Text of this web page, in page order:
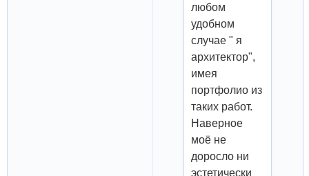
любом
удобном
случае " я
архитектор",
имея
портфолио из
таких работ.
Наверное
моё не
доросло ни
эстетически